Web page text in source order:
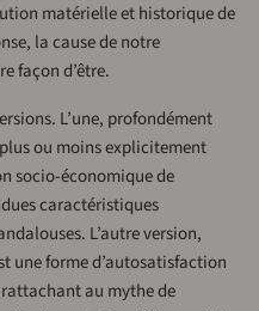
matérielle et historique de
la cause de notre
façon d’être.
L’une, profondément
ou moins explicitement
socio-économique de
caractéristiques
L’autre version,
une forme d’autosatisfaction
au mythe de